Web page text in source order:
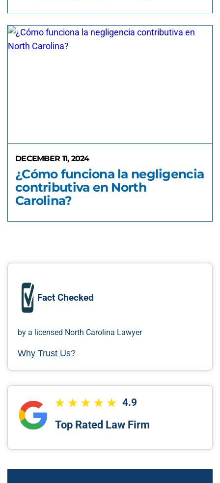
DECEMBER 11, 2024
¿Cómo funciona la negligencia
contributiva en North
Carolina?
Fact Checked
by a licensed North Carolina Lawyer
Why Trust Us?
4.9
Top Rated Law Firm